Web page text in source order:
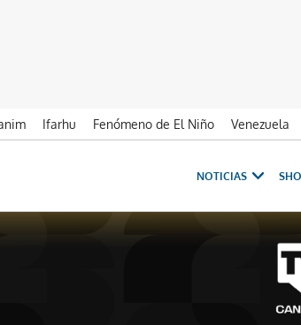
Ifarhu Fenómeno de El Niño Venezuela
NOTICIAS